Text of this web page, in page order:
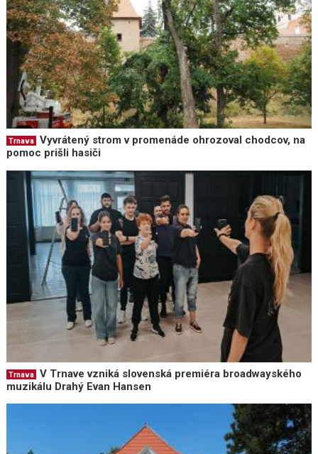
Trnava
Vyvrátený strom v promenáde ohrozoval chodcov, na
pomoc prišli hasiči
Trnava
V Trnave vzniká slovenská premiéra broadwayského
muzikálu Drahý Evan Hansen